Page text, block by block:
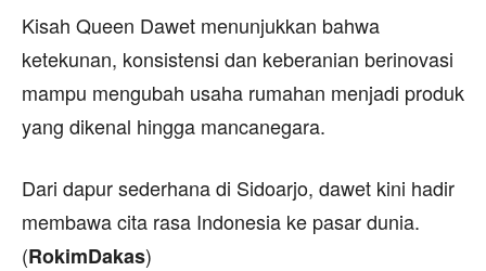
Kisah Queen Dawet menunjukkan bahwa
ketekunan, konsistensi dan keberanian berinovasi
mampu mengubah usaha rumahan menjadi produk
yang dikenal hingga mancanegara.
Dari dapur sederhana di Sidoarjo, dawet kini hadir
membawa cita rasa Indonesia ke pasar dunia.
(RokimDakas)